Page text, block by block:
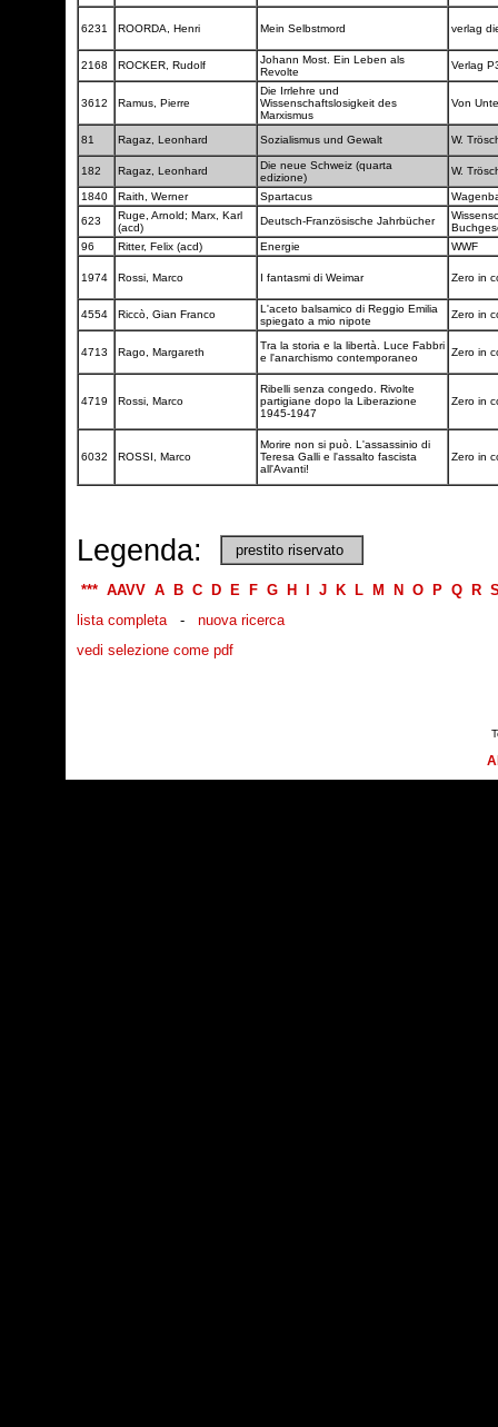
6231 ROORDA, Henri Mein Selbstmord verlag
2168 ROCKER, Rudolf
Johann Most. Ein Leben als
Revolte
Verlag
3612 Ramus, Pierre
Die Irrlehre und
Wissenschaftslosigkeit des
Marxismus
Von
81 Ragaz, Leonhard Sozialismus und Gewalt W.
182 Ragaz, Leonhard
Die neue Schweiz (quarta
edizione)
W.
1840 Raith, Werner Spartacus
623
Ruge, Arnold; Marx, Karl
(acd)
Deutsch-Französische Jahrbücher
96
Ritter, Felix (acd) Energie WWF
1974 Rossi, Marco I fantasmi di Weimar Zero in
4554 Riccò, Gian Franco
L'aceto balsamico di Reggio Emilia
spiegato a mio nipote
Zero in
4713 Rago, Margareth
Tra la storia e la libertà. Luce Fabbri
e l'anarchismo contemporaneo
Zero in
4719 Rossi, Marco
Ribelli senza congedo. Rivolte
partigiane dopo la Liberazione
1945-1947
Zero in
6032 ROSSI, Marco
Morire non si può. L'assassinio di
Teresa Galli e l'assalto fascista
all'Avanti!
Zero in
Legenda: prestito riservato
*** AAVV A B C D E F G H J K L M N O P Q R
lista completa- nuova ricerca
vedi selezione come pdf